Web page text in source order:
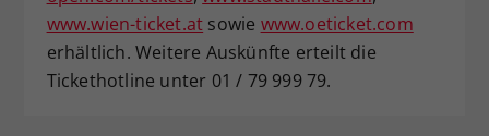
www.wien-ticket.at sowie www.oeticket.com
erhältlich. Weitere Auskünfte erteilt die
Tickethotline unter 01 / 79 999 79.